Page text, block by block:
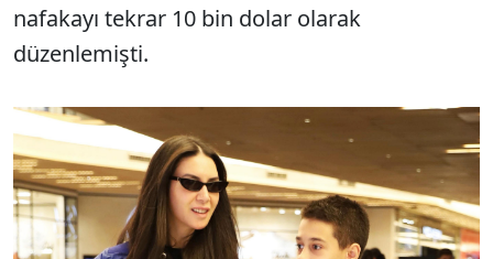
nafakayı tekrar 10 bin dolar olarak
düzenlemişti.